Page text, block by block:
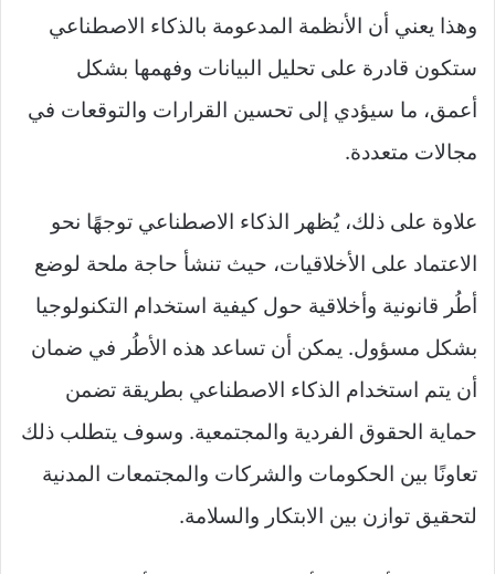
وهذا يعني أن الأنظمة المدعومة بالذكاء الاصطناعي
ستكون قادرة على تحليل البيانات وفهمها بشكل
أعمق، ما سيؤدي إلى تحسين القرارات والتوقعات في
مجالات متعددة.
علاوة على ذلك، يُظهر الذكاء الاصطناعي توجهًا نحو
الاعتماد على الأخلاقيات، حيث تنشأ حاجة ملحة لوضع
أطُر قانونية وأخلاقية حول كيفية استخدام التكنولوجيا
بشكل مسؤول. يمكن أن تساعد هذه الأطُر في ضمان
أن يتم استخدام الذكاء الاصطناعي بطريقة تضمن
حماية الحقوق الفردية والمجتمعية. وسوف يتطلب ذلك
تعاونًا بين الحكومات والشركات والمجتمعات المدنية
لتحقيق توازن بين الابتكار والسلامة.